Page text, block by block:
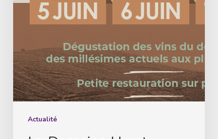
Actualité
d’histoire
passion
à
Turckheim